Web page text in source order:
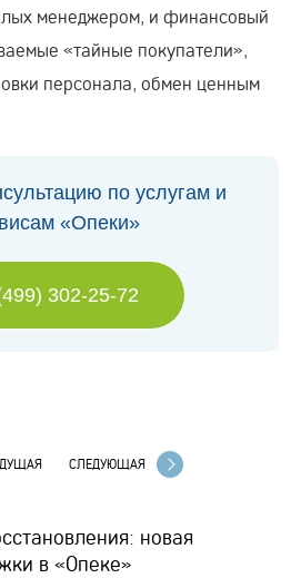
менеджером, и финансовый
«тайные покупатели»,
персонала, обмен ценным
по услугам и
«Опеки»
302-25-72
СЛЕДУЮЩАЯ
новая
в «Опеке»